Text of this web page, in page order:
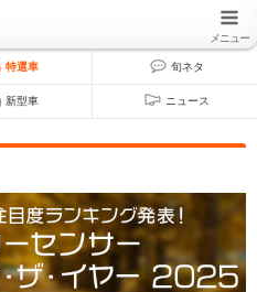
メニュー
特選車 旬ネタ
新型車 ニュース